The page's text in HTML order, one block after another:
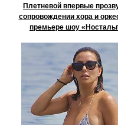
Плетневой впервые
сопровождении хора и
премьере шоу